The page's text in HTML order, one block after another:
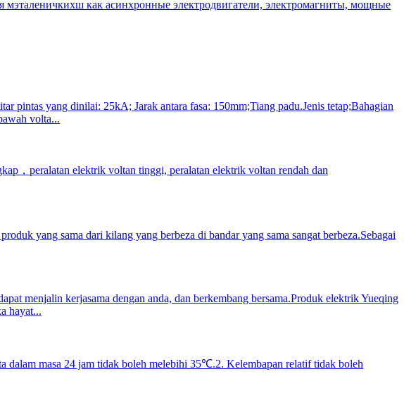
как асинхронные электродвигатели, электромагниты, мощные
pintas yang dinilai: 25kA; Jarak antara fasa: 150mm;Tiang padu.Jenis tetap;Bahagian
volta...
，peralatan elektrik voltan tinggi, peralatan elektrik voltan rendah dan
yang sama dari kilang yang berbeza di bandar yang sama sangat berbeza.Sebagai
menjalin kerjasama dengan anda, dan berkembang bersama.Produk elektrik Yueqing
hayat...
masa 24 jam tidak boleh melebihi 35℃.2. Kelembapan relatif tidak boleh